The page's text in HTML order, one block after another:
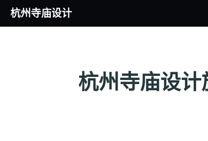
杭州寺庙设计
杭州寺庙设